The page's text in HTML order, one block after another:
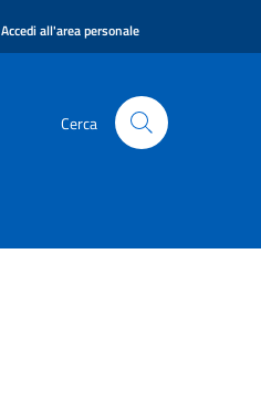
Accedi all'area personale
Cerca